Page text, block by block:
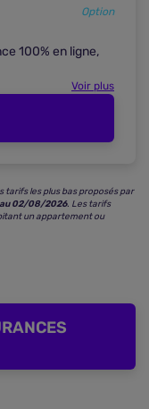
tarifs les plus bas proposés par
02/08/2026. Les tarifs
un appartement ou
Option
100% en ligne,
Voir plus